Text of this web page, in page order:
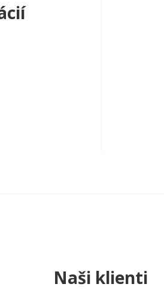
Naši klienti